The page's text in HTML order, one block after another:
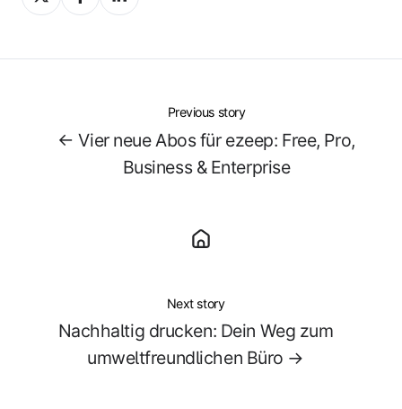
on
on
on
Previous story
← Vier neue Abos für ezeep: Free, Pro,
Business & Enterprise
Next story
Nachhaltig drucken: Dein Weg zum
umweltfreundlichen Büro →